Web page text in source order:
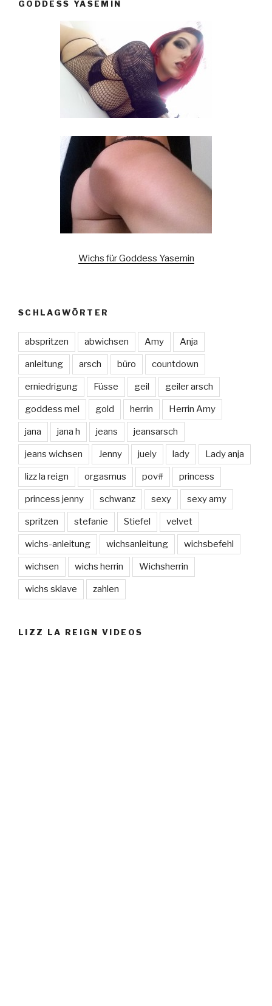
GODDESS YASEMIN
Wichs für Goddess Yasemin
SCHLAGWÖRTER
abspritzen abwichsen Amy Anja
anleitung arsch büro countdown
erniedrigung Füsse geil geiler arsch
goddess mel gold herrin Herrin Amy
jana jana h jeans jeansarsch
jeans wichsen Jenny juely lady Lady anja
lizz la reign orgasmus pov# princess
princess jenny schwanz sexy sexy amy
spritzen stefanie Stiefel velvet
wichs-anleitung wichsanleitung wichsbefehl
wichsen wichs herrin Wichsherrin
wichs sklave zahlen
LIZZ LA REIGN VIDEOS